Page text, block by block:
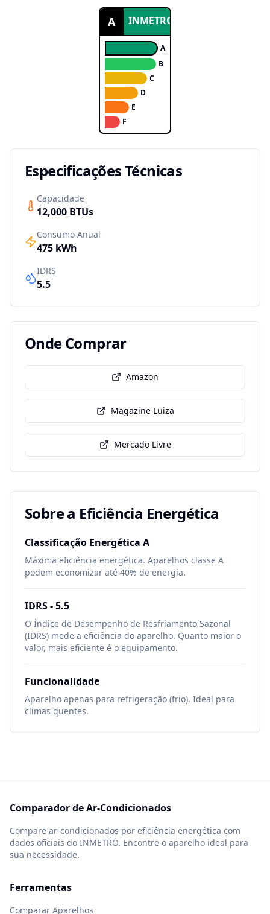
A INMETRO
A
B
C
D
E
F
Especificações Técnicas
Capacidade
12,000 BTUs
Consumo Anual
475 kWh
IDRS
5.5
Onde Comprar
Amazon
Magazine Luiza
Mercado Livre
Sobre a Eficiência Energética
Classificação Energética A
Máxima eficiência energética. Aparelhos classe A
podem economizar até 40% de energia.
IDRS -5.5
O Índice de Desempenho de Resfriamento Sazonal
(IDRS) mede a eficiência do aparelho. Quanto maior o
valor, mais eficiente é o equipamento.
Funcionalidade
Aparelho apenas para refrigeração (frio). Ideal para
climas quentes.
Comparador de Ar-Condicionados
Compare ar-condicionados por eficiência energética com
dados oficiais do INMETRO. Encontre o aparelho ideal para
sua necessidade.
Ferramentas
Comparar Aparelhos